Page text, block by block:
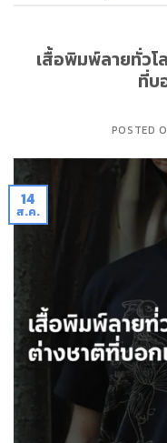
เสื้อพิมพ์ลายทั่ว
ที่บ
POSTED
14
ส.ค.